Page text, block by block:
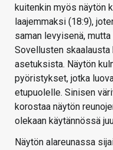
kuitenkin myös näytön
laajemmaksi (18:9),
saman levyisenä,
Sovellusten
asetuksista. Näytön
pyöristykset, jotka
etupuolelle. Sinisen
korostaa näytön
olekaan käytännössä
Näytön alareunassa